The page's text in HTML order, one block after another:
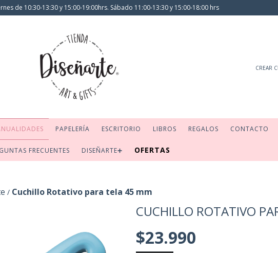
de 10:30-13:30 y 15:00-19:00hrs. Sábado 11:00-13:30 y 15:00-18:00 hrs
CREAR
PAPELERÍA ESCRITORIO LIBROS REGALOS CONTACTO
FRECUENTES DISEÑARTE➕ OFERTAS
/ Cuchillo Rotativo para tela 45 mm
CUCHILLO ROTATIVO
$23.990